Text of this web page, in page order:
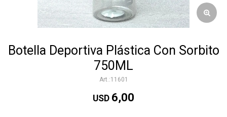
Botella Deportiva Plástica Con Sorbito
750ML
11601
USD 6,00